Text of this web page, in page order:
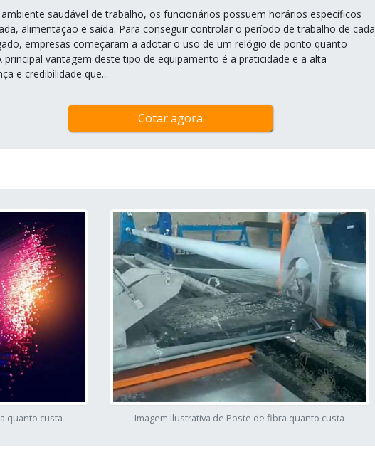
saudável de trabalho, os funcionários possuem horários específicos
alimentação e saída. Para conseguir controlar o período de trabalho de cada
empresas começaram a adotar o uso de um relógio de ponto quanto
principal vantagem deste tipo de equipamento é a praticidade e a alta
e credibilidade que...
Cotar agora
quanto custa Imagem ilustrativa de Poste de fibra quanto custa